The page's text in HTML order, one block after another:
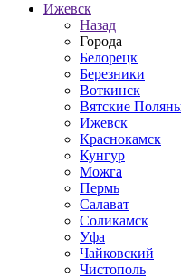
Ижевск
Назад
Города
Белорецк
Березники
Воткинск
Вятские
Ижевск
Краснокамск
Кунгур
Можга
Пермь
Салават
Соликамск
Уфа
Чайковский
Чистополь